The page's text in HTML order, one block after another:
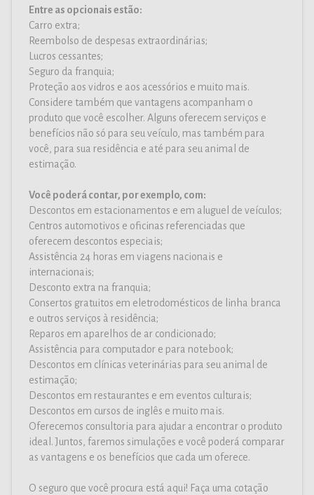
Entre as opcionais estão:
Carro extra;
Reembolso de despesas extraordinárias;
Lucros cessantes;
Seguro da franquia;
Proteção aos vidros e aos acessórios e muito mais.
Considere também que vantagens acompanham o
produto que você escolher. Alguns oferecem serviços e
benefícios não só para seu veículo, mas também para
você, para sua residência e até para seu animal de
estimação.
Você poderá contar, por exemplo, com:
Descontos em estacionamentos e em aluguel de veículos;
Centros automotivos e oficinas referenciadas que
oferecem descontos especiais;
Assistência 24 horas em viagens nacionais e
internacionais;
Desconto extra na franquia;
Consertos gratuitos em eletrodomésticos de linha branca
e outros serviços à residência;
Reparos em aparelhos de ar condicionado;
Assistência para computador e para notebook;
Descontos em clínicas veterinárias para seu animal de
estimação;
Descontos em restaurantes e em eventos culturais;
Descontos em cursos de inglês e muito mais.
Oferecemos consultoria para ajudar a encontrar o produto
ideal. Juntos, faremos simulações e você poderá comparar
as vantagens e os benefícios que cada um oferece.
O seguro que você procura está aqui! Faça uma cotação